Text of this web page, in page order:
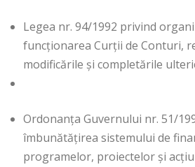
Legea nr. 94/1992 privind
funcționarea Curții de Conturi,
modificările și completările
Ordonanța Guvernului nr. 51/
îmbunătățirea sistemului de
programelor, proiectelor și